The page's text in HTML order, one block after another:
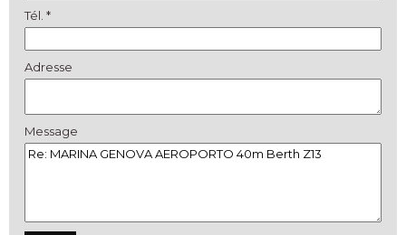
Tél. *
Adresse
Message